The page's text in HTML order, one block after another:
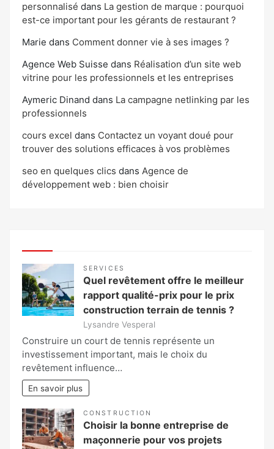
personnalisé dans La gestion de marque : pourquoi
est-ce important pour les gérants de restaurant ?
Marie dans Comment donner vie à ses images ?
Agence Web Suisse dans Réalisation d’un site web
vitrine pour les professionnels et les entreprises
Aymeric Dinand dans La campagne netlinking par les
professionnels
cours excel dans Contactez un voyant doué pour
trouver des solutions efficaces à vos problèmes
seo en quelques clics dans Agence de
développement web : bien choisir
SERVICES
Quel revêtement offre le meilleur
rapport qualité-prix pour le prix
construction terrain de tennis ?
Lysandre Vesperal
Construire un court de tennis représente un
investissement important, mais le choix du
revêtement influence…
En savoir plus
CONSTRUCTION
Choisir la bonne entreprise de
maçonnerie pour vos projets